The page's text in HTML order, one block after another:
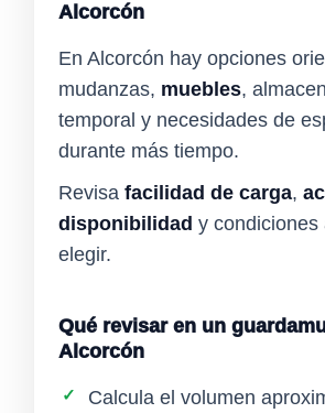
Alcorcón
En Alcorcón hay opciones
mudanzas, muebles,
temporal y necesidades de
durante más tiempo.
Revisa facilidad de carga,
disponibilidad y condiciones
elegir.
Qué revisar en un
Alcorcón
✓
Calcula el volumen